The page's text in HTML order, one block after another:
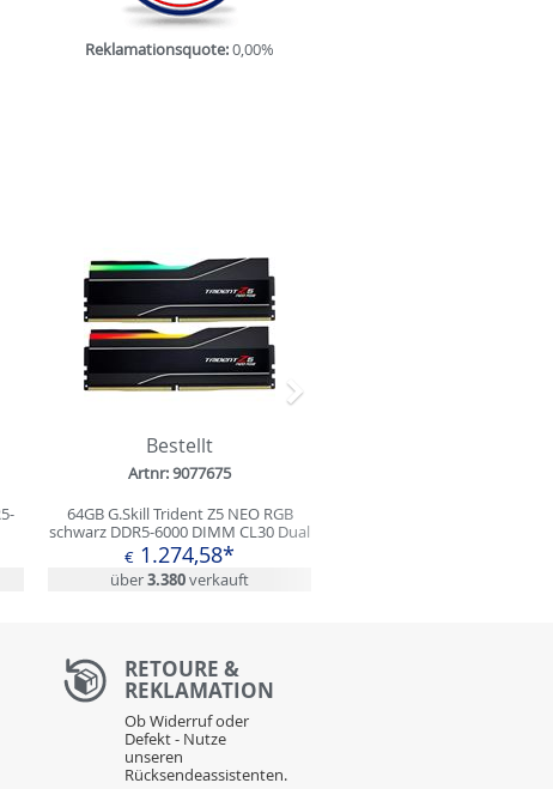
Reklamationsquote:0,00%
Bestellt
Artnr: 9077675
64GB G.Skill Trident Z5 NEO RGB
schwarz DDR5-6000 DIMM CL30 Dual
Kit
1.274,58*
über3.380verkauft
Nächstes
RETOURE &
REKLAMATION
Ob Widerruf oder
Defekt - Nutze
unseren
Rücksendeassistenten.